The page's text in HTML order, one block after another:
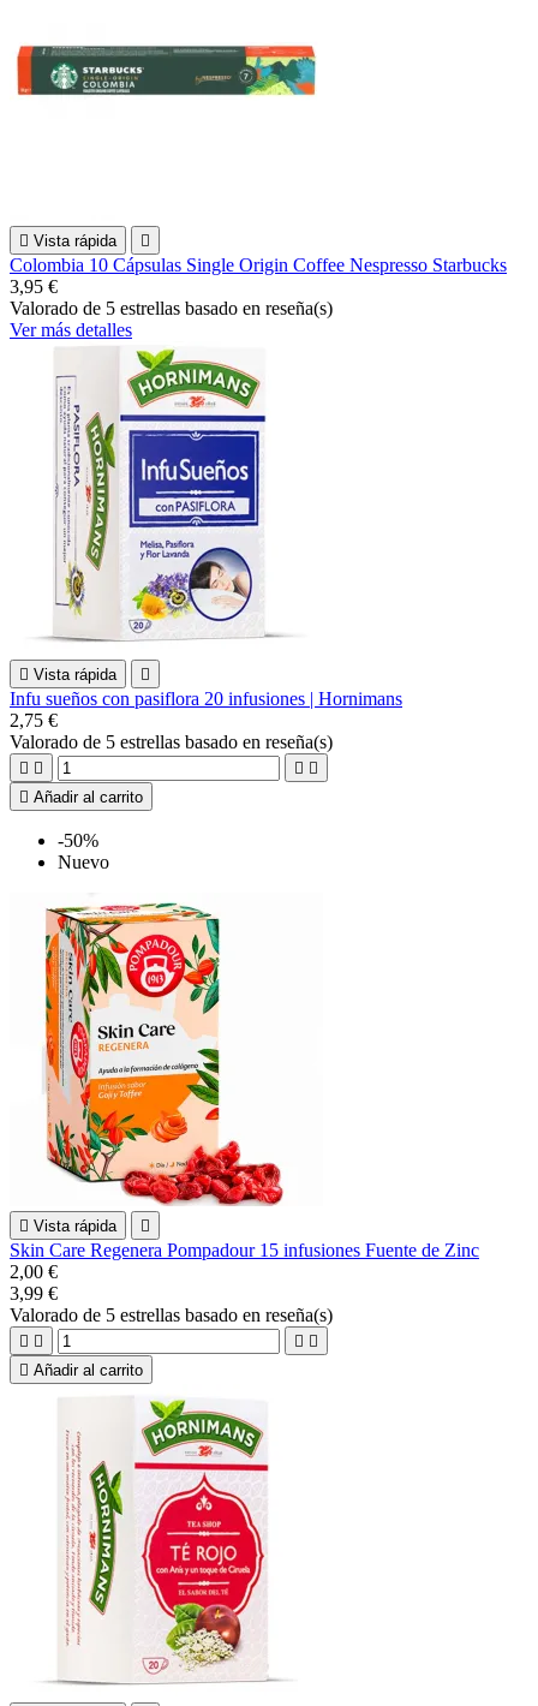
 Vista rápida 
Colombia 10 Cápsulas Single Origin Coffee Nespresso Starbucks
3,95 €
Valorado de 5 estrellas basado en reseña(s)
Ver más detalles
 Vista rápida 
Infu sueños con pasiflora 20 infusiones | Hornimans
2,75 €
Valorado de 5 estrellas basado en reseña(s)
   
 Añadir al carrito
-50%
Nuevo
 Vista rápida 
Skin Care Regenera Pompadour 15 infusiones Fuente de Zinc
2,00 €
3,99 €
Valorado de 5 estrellas basado en reseña(s)
   
 Añadir al carrito